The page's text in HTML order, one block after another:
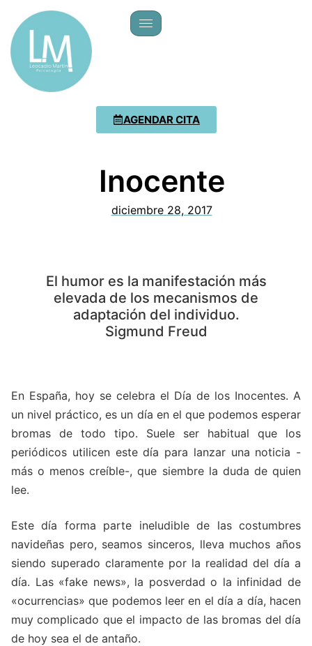
AGENDAR CITA
Inocente
diciembre 28, 2017
El humor es la manifestación más
elevada de los mecanismos de
adaptación del individuo.
Sigmund Freud
En España, hoy se celebra el Día de los Inocentes. A
un nivel práctico, es un día en el que podemos esperar
bromas de todo tipo. Suele ser habitual que los
periódicos utilicen este día para lanzar una noticia -
más o menos creíble-, que siembre la duda de quien
lee.
Este día forma parte ineludible de las costumbres
navideñas pero, seamos sinceros, lleva muchos años
siendo superado claramente por la realidad del día a
día. Las «fake news», la posverdad o la infinidad de
«ocurrencias» que podemos leer en el día a día, hacen
muy complicado que el impacto de las bromas del día
de hoy sea el de antaño.